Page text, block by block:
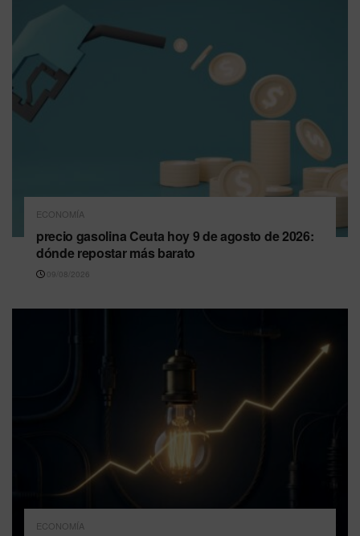
ECONOMÍA
precio gasolina Ceuta hoy 9 de agosto de 2026:
dónde repostar más barato
09/08/2026
ECONOMÍA